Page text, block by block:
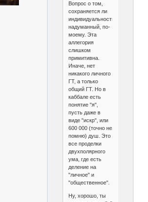
Вопрос о том,
сохраняется ли
индивидуальность
надуманный, по-
моему. Эта
аллегория
слишком
примитивна.
Иначе, нет
никакого личного
ГТ, а только
общий ГТ. Но в
каббале есть
понятие "я",
пусть даже в
виде "искр", или
600 000 (точно не
помню) душ. Это
все проделки
двухполярного
ума, где есть
деление на
"личное" и
"общественное".
Ну, хорошо, ты